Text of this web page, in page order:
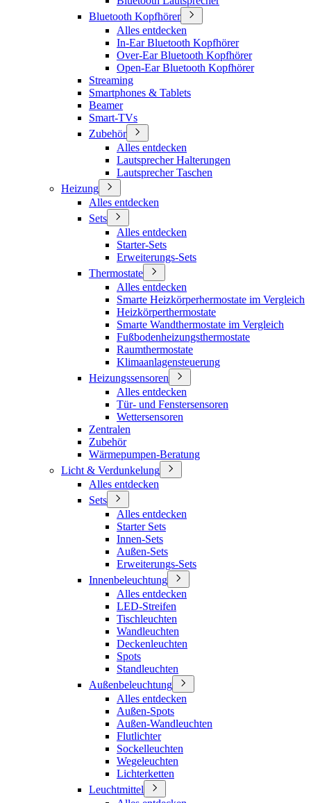
Bluetooth Kopfhörer
Alles entdecken
In-Ear Bluetooth Kopfhörer
Over-Ear Bluetooth Kopfhörer
Open-Ear Bluetooth Kopfhörer
Streaming
Smartphones & Tablets
Beamer
Smart-TVs
Zubehör
Alles entdecken
Lautsprecher Halterungen
Lautsprecher Taschen
Heizung
Alles entdecken
Sets
Alles entdecken
Starter-Sets
Erweiterungs-Sets
Thermostate
Alles entdecken
Smarte Heizkörperhermostate im Vergleich
Heizkörperthermostate
Smarte Wandthermostate im Vergleich
Fußbodenheizungsthermostate
Raumthermostate
Klimaanlagensteuerung
Heizungssensoren
Alles entdecken
Tür- und Fenstersensoren
Wettersensoren
Zentralen
Zubehör
Wärmepumpen-Beratung
Licht & Verdunkelung
Alles entdecken
Sets
Alles entdecken
Starter Sets
Innen-Sets
Außen-Sets
Erweiterungs-Sets
Innenbeleuchtung
Alles entdecken
LED-Streifen
Tischleuchten
Wandleuchten
Deckenleuchten
Spots
Standleuchten
Außenbeleuchtung
Alles entdecken
Außen-Spots
Außen-Wandleuchten
Flutlichter
Sockelleuchten
Wegeleuchten
Lichterketten
Leuchtmittel